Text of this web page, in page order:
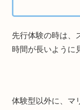
先行体験の時は、
時間が長いように
体験型以外に、マ